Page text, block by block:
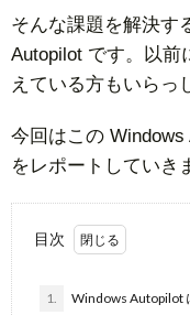
そんな課題を解決す
Autopilot です。以前
えている方もいらっ
今回はこの
をレポートしていき
目次
1. Windows Autopilot